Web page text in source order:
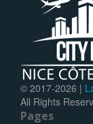
© 2017-2026 |
All Rights
Pages